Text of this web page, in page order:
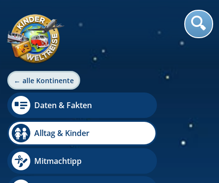
← alle Kontinente
Daten & Fakten
Alltag & Kinder
Mitmachtipp